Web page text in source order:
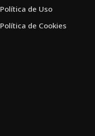
Política de Uso
Política de Cookies